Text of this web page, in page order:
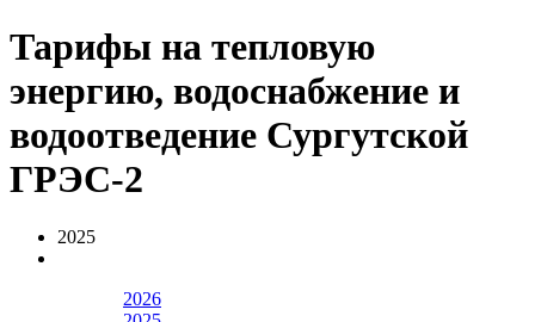
Тарифы на тепловую
энергию, водоснабжение и
водоотведение Сургутской
ГРЭС-2
2025
2026